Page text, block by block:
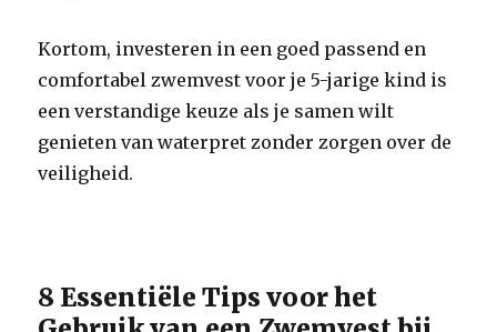
Kortom, investeren in een goed passend en
comfortabel zwemvest voor je 5-jarige kind is
een verstandige keuze als je samen wilt
genieten van waterpret zonder zorgen over de
veiligheid.
8 Essentiële Tips voor het